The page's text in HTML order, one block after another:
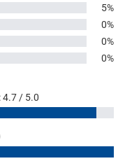
5%
0%
0%
0%
4.7 / 5.0